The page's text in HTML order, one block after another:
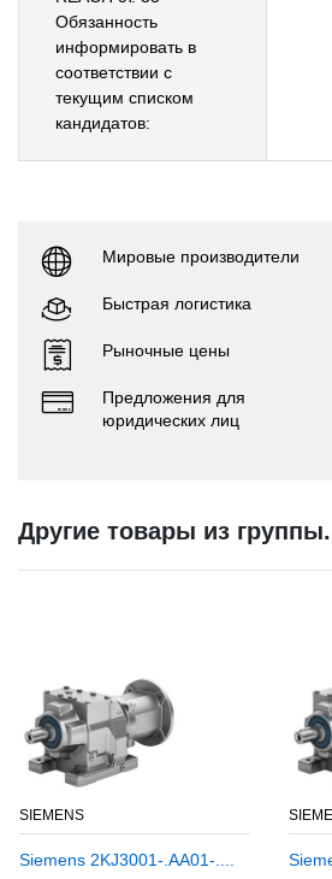
Обязанность
информировать в
соответствии с
текущим списком
кандидатов:
Мировые производители
Быстрая логистика
Рыночные цены
Предложения для
юридических лиц
Другие товары из группы.
SIEMENS
Siemens 2KJ3001-.AA01-....